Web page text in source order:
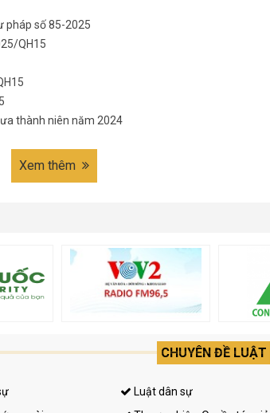
pháp số 85-2025
QH15
thành niên năm 2024
Xem thêm
CHUYÊN ĐỀ LUẬT
Luật dân sự